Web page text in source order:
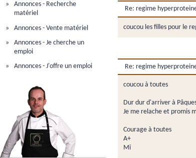
Annonces - Recherche
matériel
Annonces - Vente matériel
Annonces - Je cherche un
emploi
Annonces - J'offre un emploi
Re: regime
coucou les filles pour le
Re: regime
coucou à toutes
Dur dur d'arriver à
Je me relache et promis
Courage à toutes
A+
Mi